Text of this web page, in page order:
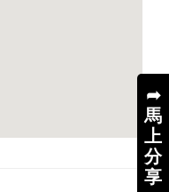
➦
馬
上
分
享